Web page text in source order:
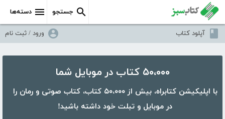
دسته‌ها جستجو
آپلود کتاب ورود / ثبت نام
۵۰،۰۰۰ کتاب در موبایل شما
با اپلیکیشن کتابراه، بیش از ۵۰،۰۰۰ کتاب، کتاب صوتی و رمان را
در موبایل و تبلت خود داشته باشید!